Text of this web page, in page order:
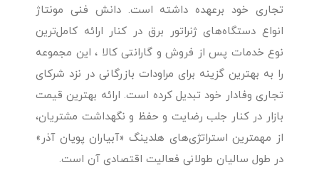
تجاری خود برعهده داشته است. دانش فنی مونتاژ
انواع دستگاه‌های ژنراتور برق در کنار ارائه کامل‌ترین
نوع خدمات پس از فروش و گارانتی کالا ، این مجموعه
را به بهترین گزینه برای مراودات بازرگانی در نزد شرکای
تجاری وفادار خود تبدیل کرده است. ارائه بهترین قیمت
بازار در کنار جلب رضایت و حفظ و نگهداشت مشتریان،
از مهمترین استراتژی‌های هلدینگ «آبیاران پویان آذر»
در طول سالیان طولانی فعالیت اقتصادی آن است.